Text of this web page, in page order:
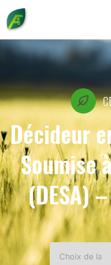
Décideur
Soumise
(DESA)